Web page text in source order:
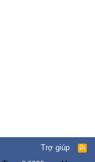
Trợ giúp
R